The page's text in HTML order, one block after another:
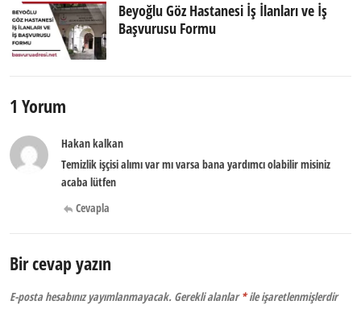
Beyoğlu Göz Hastanesi İş İlanları ve İş
Başvurusu Formu
1 Yorum
Hakan kalkan
Temizlik işçisi alımı var mı varsa bana yardımcı olabilir misiniz
acaba lütfen
Cevapla
Bir cevap yazın
E-posta hesabınız yayımlanmayacak. Gerekli alanlar*ile işaretlenmişlerdir